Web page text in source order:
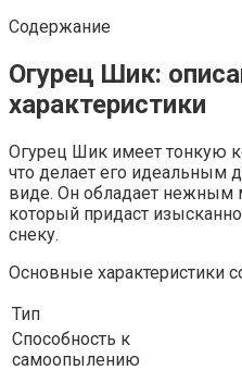
Содержание
Огурец Шик:
характеристики
Огурец Шик имеет тонкую
что делает его идеальным
виде. Он обладает
который придаст
снеку.
Основные характеристики
Тип
Способность к
самоопылению